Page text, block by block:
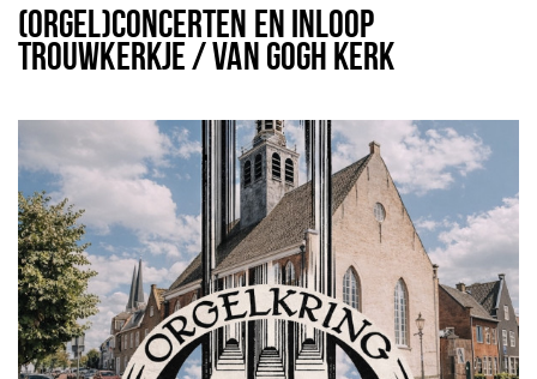
(ORGEL)CONCERTEN EN INLOOP
TROUWKERKJE / VAN GOGH KERK